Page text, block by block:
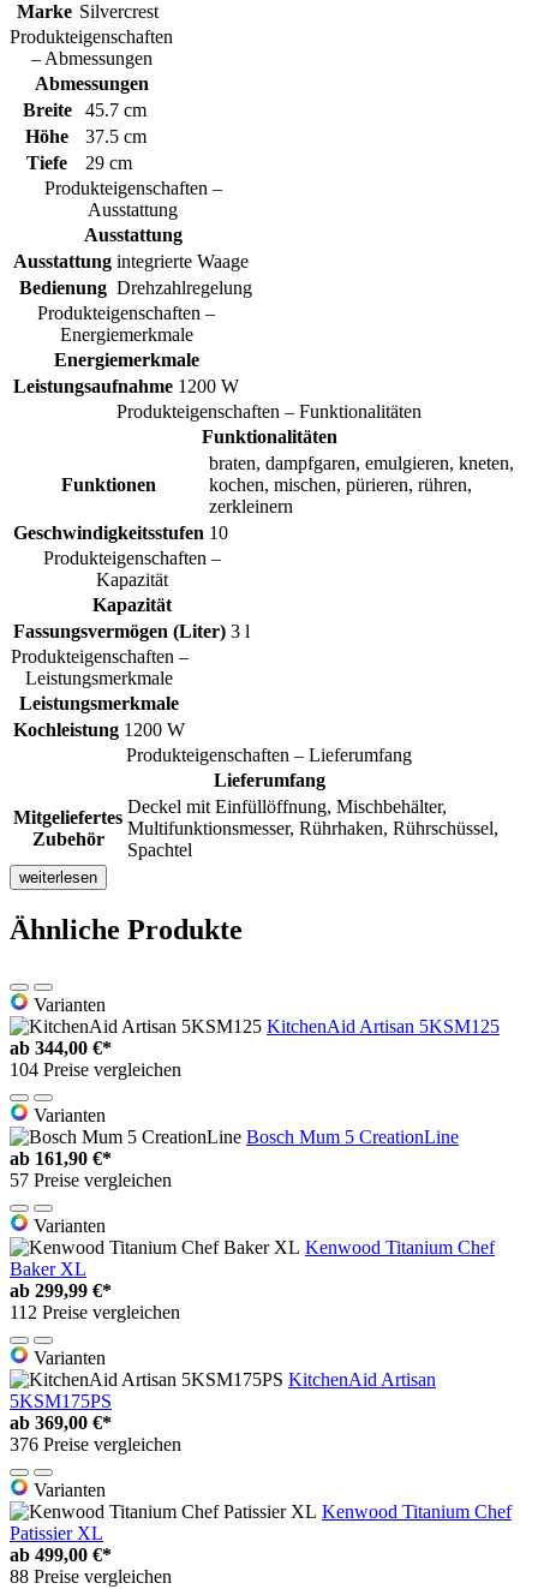
Marke Silvercrest
Produkteigenschaften
– Abmessungen
Abmessungen
Breite
45.7 cm
Höhe
37.5 cm
Tiefe
29 cm
Produkteigenschaften –
Ausstattung
Ausstattung
Ausstattung integrierte Waage
Bedienung Drehzahlregelung
Produkteigenschaften –
Energiemerkmale
Energiemerkmale
Leistungsaufnahme 1200 W
Produkteigenschaften – Funktionalitäten
Funktionalitäten
Funktionen
braten, dampfgaren, emulgieren, kneten,
kochen, mischen, pürieren, rühren,
zerkleinern
Geschwindigkeitsstufen 10
Produkteigenschaften –
Kapazität
Kapazität
Fassungsvermögen (Liter) 3 l
Produkteigenschaften –
Leistungsmerkmale
Leistungsmerkmale
Kochleistung 1200 W
Produkteigenschaften – Lieferumfang
Lieferumfang
Mitgeliefertes
Zubehör
Deckel mit Einfüllöffnung, Mischbehälter,
Multifunktionsmesser, Rührhaken, Rührschüssel,
Spachtel
weiterlesen
Ähnliche Produkte
Varianten
KitchenAid Artisan 5KSM125
ab 344,00 €*
104 Preise vergleichen
Varianten
Bosch Mum 5 CreationLine
ab 161,90 €*
57 Preise vergleichen
Varianten
Kenwood Titanium Chef
Baker XL
ab 299,99 €*
112 Preise vergleichen
Varianten
KitchenAid Artisan
5KSM175PS
ab 369,00 €*
376 Preise vergleichen
Varianten
Kenwood Titanium Chef
Patissier XL
ab 499,00 €*
88 Preise vergleichen